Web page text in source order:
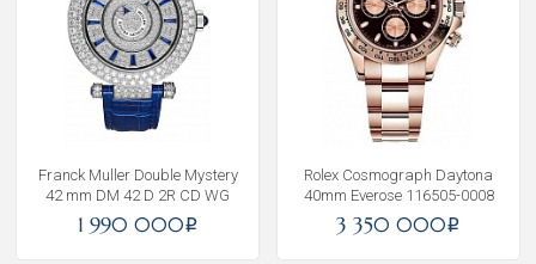
Franck Muller Double Mystery
42 mm DM 42 D 2R CD WG
1 990 000i
Rolex Cosmograph Daytona
40mm Everose 116505-0008
3 350 000i